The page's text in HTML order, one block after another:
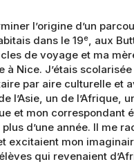
l’origine d’un
dans le 19e, aux
de voyage et ma
à Nice. J’étais
par aire culturelle et
l’Asie, un de l’Afrique,
et mon correspondant
d’une année. Il me
excitaient mon
qui revenaient